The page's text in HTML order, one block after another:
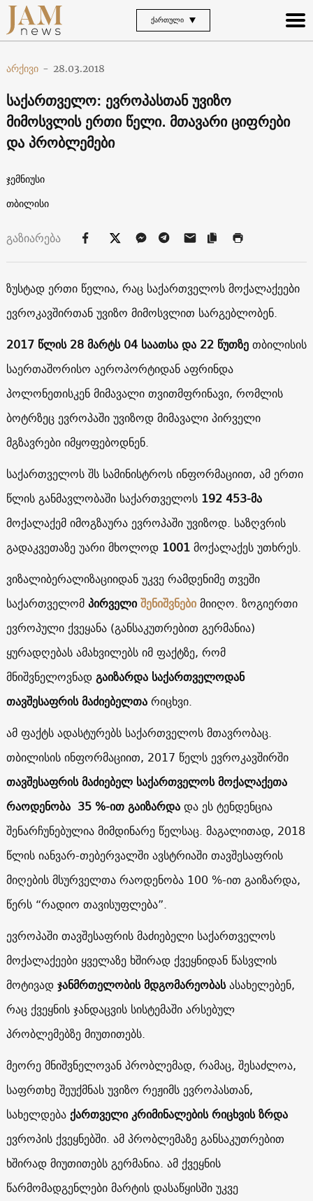
ᲥᲐᲠᲗᲣᲚᲘ
არქივი - 28.03.2018
საქართველო: ევროპასთან უვიზო
მიმოსვლის ერთი წელი. მთავარი ციფრები
და პრობლემები
ჯემნიუსი
თბილისი
გაზიარება
ზუსტად ერთი წელია, რაც საქართველოს მოქალაქეები
ევროკავშირთან უვიზო მიმოსვლით სარგებლობენ.
2017 წლის 28 მარტს 04 საათსა და 22 წუთზეთბილისის
საერთაშორისო აეროპორტიდან აფრინდა
პოლონეთისკენ მიმავალი თვითმფრინავი, რომლის
ბოტრზეც ევროპაში უვიზოდ მიმავალი პირველი
მგზავრები იმყოფებოდნენ.
საქართველოს შს სამინისტროს ინფორმაციით, ამ ერთი
წლის განმავლობაში საქართველოს 192 453-მა
მოქალაქემ იმოგზაურა ევროპაში უვიზოდ. საზღვრის
გადაკვეთაზე უარი მხოლოდ 1001მოქალაქეს უთხრეს.
ვიზალიბერალიზაციიდან უკვე რამდენიმე თვეში
საქართველომპირველიშენიშვნებიმიიღო. ზოგიერთი
ევროპული ქვეყანა (განსაკუთრებით გერმანია)
ყურადღებას ამახვილებს იმ ფაქტზე, რომ
მნიშვნელოვნადგაიზარდა საქართველოდან
თავშესაფრის მაძიებელთარიცხვი.
ამ ფაქტს ადასტურებს საქართველოს მთავრობაც.
თბილისის ინფორმაციით, 2017 წელს ევროკავშირში
თავშესაფრის მაძიებელ საქართველოს მოქალაქეთა
რაოდენობა 35 %-ით გაიზარდადა ეს ტენდენცია
შენარჩუნებულია მიმდინარე წელსაც. მაგალითად, 2018
წლის იანვარ-თებერვალში ავსტრიაში თავშესაფრის
მიღების მსურველთა რაოდენობა 100 %-ით გაიზარდა,
წერს “რადიო თავისუფლება”.
ევროპაში თავშესაფრის მაძიებელი საქართველოს
მოქალაქეები ყველაზე ხშირად ქვეყნიდან წასვლის
მოტივადჯანმრთელობის მდგომარეობასასახელებენ,
რაც ქვეყნის ჯანდაცვის სისტემაში არსებულ
პრობლემებზე მიუთითებს.
მეორე მნიშვნელოვან პრობლემად, რამაც, შესაძლოა,
საფრთხე შეუქმნას უვიზო რეჟიმს ევროპასთან,
სახელდებაქართველი კრიმინალების რიცხვის ზრდა
ევროპის ქვეყნებში. ამ პრობლემაზე განსაკუთრებით
ხშირად მიუთითებს გერმანია. ამ ქვეყნის
წარმომადგენლები მარტის დასაწყისში უკვე